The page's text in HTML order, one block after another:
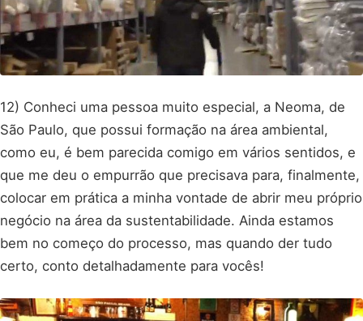
12) Conheci uma pessoa muito especial, a Neoma, de
São Paulo, que possui formação na área ambiental,
como eu, é bem parecida comigo em vários sentidos, e
que me deu o empurrão que precisava para, finalmente,
colocar em prática a minha vontade de abrir meu próprio
negócio na área da sustentabilidade. Ainda estamos
bem no começo do processo, mas quando der tudo
certo, conto detalhadamente para vocês!